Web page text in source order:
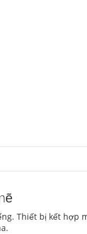
Thiết bị kết hợp